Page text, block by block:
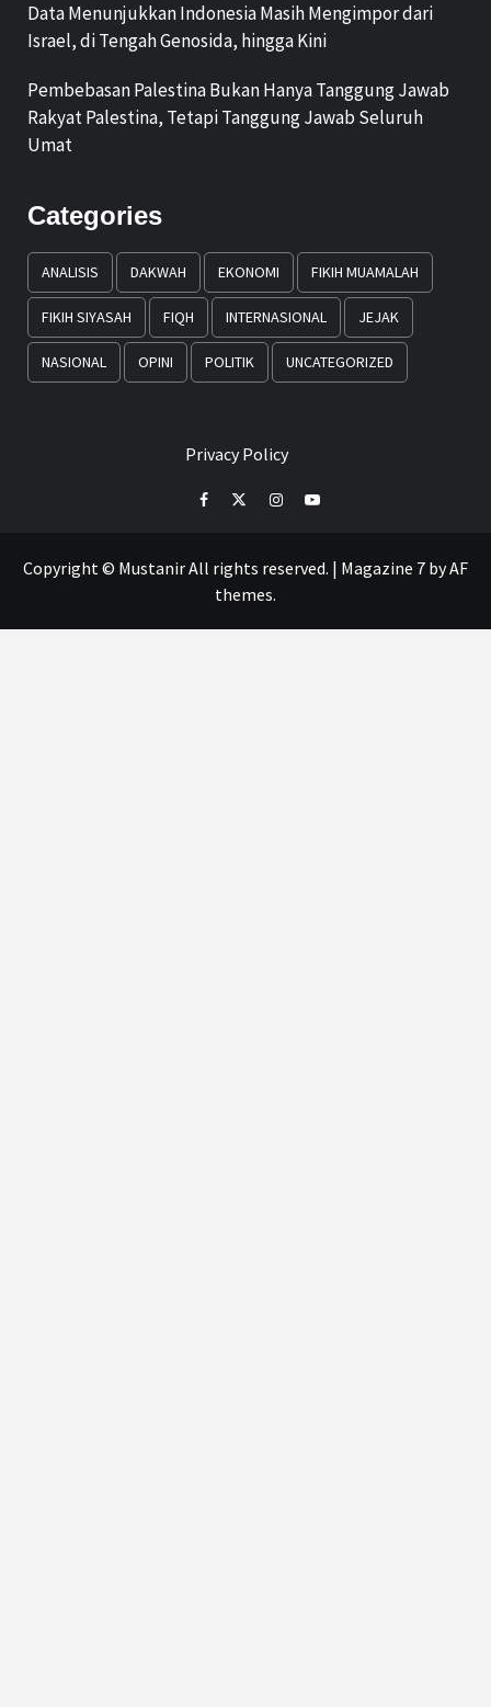
Data Menunjukkan Indonesia Masih Mengimpor dari
Israel, di Tengah Genosida, hingga Kini
Pembebasan Palestina Bukan Hanya Tanggung Jawab
Rakyat Palestina, Tetapi Tanggung Jawab Seluruh
Umat
Categories
ANALISIS DAKWAH EKONOMI FIKIH MUAMALAH
FIKIH SIYASAH FIQH INTERNASIONAL JEJAK
NASIONAL OPINI POLITIK UNCATEGORIZED
Privacy Policy
FacebookTwitterInstagramYoutube
Copyright © Mustanir All rights reserved. | Magazine 7 by AF
themes.